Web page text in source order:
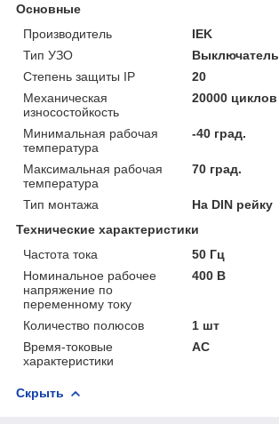
Основные
Производитель
IEK
Тип УЗО
Выключатель
Степень защиты IP
20
Механическая
износостойкость
20000 циклов
Минимальная рабочая
температура
-40 град.
Максимальная рабочая
температура
70 град.
Тип монтажа
На DIN рейку
Технические характеристики
Частота тока
50 Гц
Номинальное рабочее
напряжение по
переменному току
400 В
Количество полюсов
1 шт
Время-токовые
характеристики
AC
Скрыть